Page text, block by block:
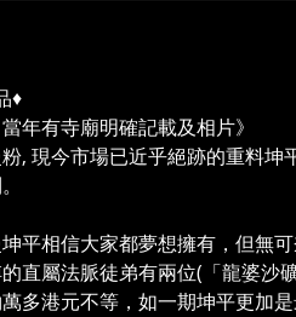
♦️
年有寺廟明確記載及相片》
, 現今市場已近乎絕跡的重料
平相信大家都夢想擁有，但無
直屬法脈徒弟有兩位(「龍婆沙
多港元不等，如一期坤平更加